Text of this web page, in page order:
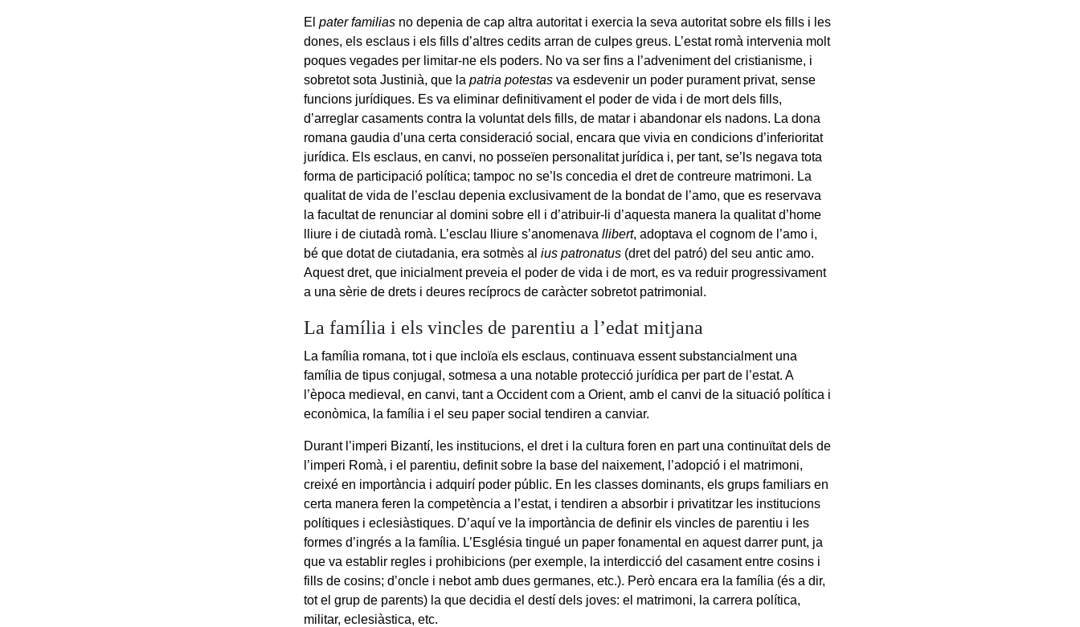
Elpater familias no depenia de cap altra autoritat i exercia la seva autoritat sobre els fills i les
dones, els esclaus i els fills d’altres cedits arran de culpes greus. L’estat romà intervenia molt
poques vegades per limitar-ne els poders. No va ser fins a l’adveniment del cristianisme, i
sobretot sota Justinià, que lapatria potestas va esdevenir un poder purament privat, sense
funcions jurídiques. Es va eliminar definitivament el poder de vida i de mort dels fills,
d’arreglar casaments contra la voluntat dels fills, de matar i abandonar els nadons. La dona
romana gaudia d’una certa consideració social, encara que vivia en condicions d’inferioritat
jurídica. Els esclaus, en canvi, no posseïen personalitat jurídica i, per tant, se’ls negava tota
forma de participació política; tampoc no se’ls concedia el dret de contreure matrimoni. La
qualitat de vida de l’esclau depenia exclusivament de la bondat de l’amo, que es reservava
la facultat de renunciar al domini sobre ell i d’atribuir-li d’aquesta manera la qualitat d’home
lliure i de ciutadà romà. L’esclau lliure s’anomenavallibert, adoptava el cognom de l’amo i,
bé que dotat de ciutadania, era sotmès alius patronatus (dret del patró) del seu antic amo.
Aquest dret, que inicialment preveia el poder de vida i de mort, es va reduir progressivament
a una sèrie de drets i deures recíprocs de caràcter sobretot patrimonial.
La família i els vincles de parentiu a l’edat mitjana
La família romana, tot i que incloïa els esclaus, continuava essent substancialment una
família de tipus conjugal, sotmesa a una notable protecció jurídica per part de l’estat. A
l’època medieval, en canvi, tant a Occident com a Orient, amb el canvi de la situació política i
econòmica, la família i el seu paper social tendiren a canviar.
Durant l’imperi Bizantí, les institucions, el dret i la cultura foren en part una continuïtat dels de
l’imperi Romà, i el parentiu, definit sobre la base del naixement, l’adopció i el matrimoni,
creixé en importància i adquirí poder públic. En les classes dominants, els grups familiars en
certa manera feren la competència a l’estat, i tendiren a absorbir i privatitzar les institucions
polítiques i eclesiàstiques. D’aquí ve la importància de definir els vincles de parentiu i les
formes d’ingrés a la família. L’Església tingué un paper fonamental en aquest darrer punt, ja
que va establir regles i prohibicions (per exemple, la interdicció del casament entre cosins i
fills de cosins; d’oncle i nebot amb dues germanes, etc.). Però encara era la família (és a dir,
tot el grup de parents) la que decidia el destí dels joves: el matrimoni, la carrera política,
militar, eclesiàstica, etc.